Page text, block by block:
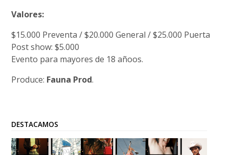
Valores:
$15.000 Preventa / $20.000 General / $25.000 Puerta
Post show: $5.000
Evento para mayores de 18 añoos.
Produce: Fauna Prod.
DESTACAMOS